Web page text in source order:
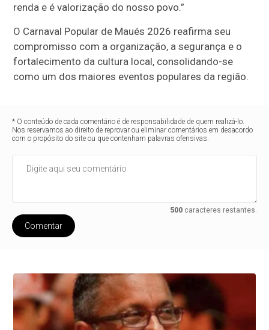
renda e é valorização do nosso povo.”
O Carnaval Popular de Maués 2026 reafirma seu
compromisso com a organização, a segurança e o
fortalecimento da cultura local, consolidando-se
como um dos maiores eventos populares da região.
* O conteúdo de cada comentário é de responsabilidade de quem realizá-lo.
Nos reservamos ao direito de reprovar ou eliminar comentários em desacordo
com o propósito do site ou que contenham palavras ofensivas.
500caracteres restantes.
Comentar